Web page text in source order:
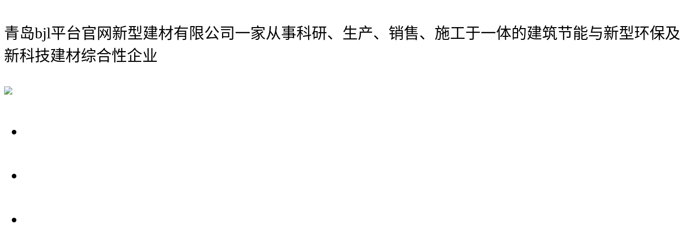
青岛bjl平台官网新型建材有限公司一家从事科研、生产、销售、施工于一体的建筑节能与新型环保及
新科技建材综合性企业